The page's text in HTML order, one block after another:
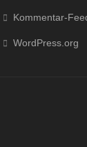
Kommentar-
WordPress.org